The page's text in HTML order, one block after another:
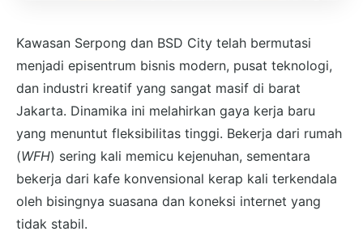
Kawasan Serpong dan BSD City telah bermutasi
menjadi episentrum bisnis modern, pusat teknologi,
dan industri kreatif yang sangat masif di barat
Jakarta. Dinamika ini melahirkan gaya kerja baru
yang menuntut fleksibilitas tinggi. Bekerja dari rumah
(WFH) sering kali memicu kejenuhan, sementara
bekerja dari kafe konvensional kerap kali terkendala
oleh bisingnya suasana dan koneksi internet yang
tidak stabil.